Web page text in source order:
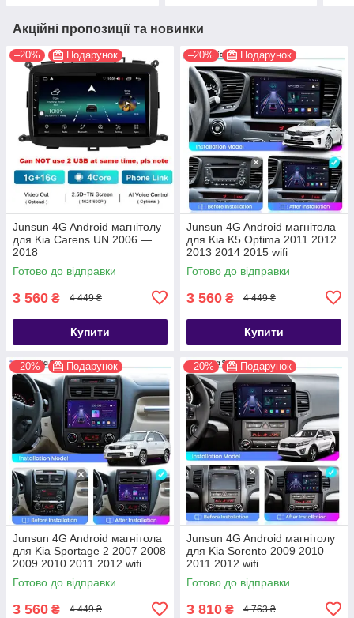
Акційні пропозиції та новинки
–20% Подарунок
Junsun 4G Android магнітолу
для Kia Carens UN 2006 —
2018
Готово до відправки
3 560 ₴ 4 449 ₴
Купити
–20% Подарунок
Junsun 4G Android магнітола
для Kia K5 Optima 2011 2012
2013 2014 2015 wifi
Готово до відправки
3 560 ₴ 4 449 ₴
Купити
–20% Подарунок
Junsun 4G Android магнітола
для Kia Sportage 2 2007 2008
2009 2010 2011 2012 wifi
Готово до відправки
3 560 ₴ 4 449 ₴
–20% Подарунок
Junsun 4G Android магнітолу
для Kia Sorento 2009 2010
2011 2012 wifi
Готово до відправки
3 810 ₴ 4 763 ₴